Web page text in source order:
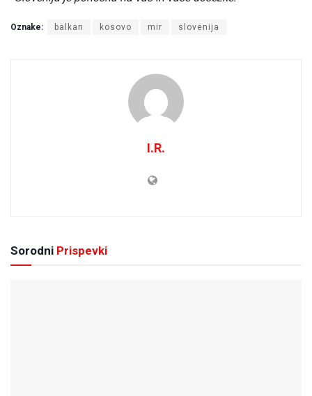
Oznake: balkan kosovo mir slovenija
I.R.
Sorodni Prispevki